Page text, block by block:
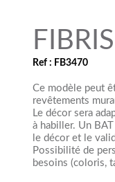
FIBRIS
Ref : FB3470
Ce modèle peut
revêtements
Le décor sera
à habiller. Un
le décor et le
Possibilité de
besoins (coloris,